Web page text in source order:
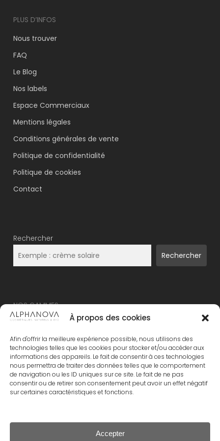
À propos des cookies
Afin d'offrir la meilleure expérience possible, nous utilisons des
technologies telles que les cookies pour stocker et/ou accéder aux
informations des appareils. Le fait de consentir à ces technologies
nous permettra de traiter des données telles que le comportement
de navigation ou les ID uniques sur ce site. Le fait de ne pas
consentir ou de retirer son consentement peut avoir un effet négatif
sur certaines caractéristiques et fonctions.
Accepter
Aller À La Boutique
PLUS D’INFOS
Nous trouver
FAQ
Le Blog
Nos labels
Espace Commerciaux
Mentions légales
Conditions générales de vente
Politique de confidentialité
Politique de cookies
Contact
Rechercher
Rechercher
NOS GAMMES
NOUVEAU – ALPHANOVA Thermal Care
ALPHANOVA Organic SUN
ALPHANOVA Daily SUN
ALPHANOVA Bebe
Alphanova Kids